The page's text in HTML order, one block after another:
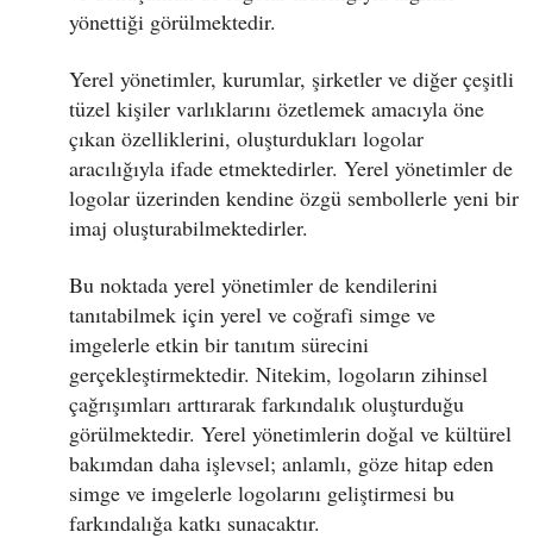
yönettiği görülmektedir.
Yerel yönetimler, kurumlar, şirketler ve diğer çeşitli
tüzel kişiler varlıklarını özetlemek amacıyla öne
çıkan özelliklerini, oluşturdukları logolar
aracılığıyla ifade etmektedirler. Yerel yönetimler de
logolar üzerinden kendine özgü sembollerle yeni bir
imaj oluşturabilmektedirler.
Bu noktada yerel yönetimler de kendilerini
tanıtabilmek için yerel ve coğrafi simge ve
imgelerle etkin bir tanıtım sürecini
gerçekleştirmektedir. Nitekim, logoların zihinsel
çağrışımları arttırarak farkındalık oluşturduğu
görülmektedir. Yerel yönetimlerin doğal ve kültürel
bakımdan daha işlevsel; anlamlı, göze hitap eden
simge ve imgelerle logolarını geliştirmesi bu
farkındalığa katkı sunacaktır.